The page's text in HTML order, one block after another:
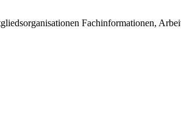
Fachinformationen,